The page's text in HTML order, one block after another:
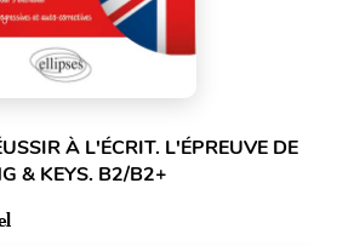
À L'ÉCRIT. L'ÉPREUVE DE
& KEYS. B2/B2+